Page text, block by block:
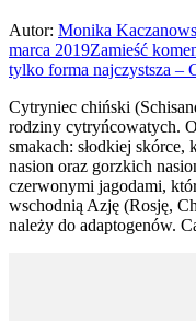
Autor: Monika
marca 2019Zamieść
tylko forma najczystsza –
Cytryniec chiński
rodziny cytryńcowatych.
smakach: słodkiej skórce,
nasion oraz gorzkich
czerwonymi jagodami,
wschodnią Azję (Rosję,
należy do adaptogenów.